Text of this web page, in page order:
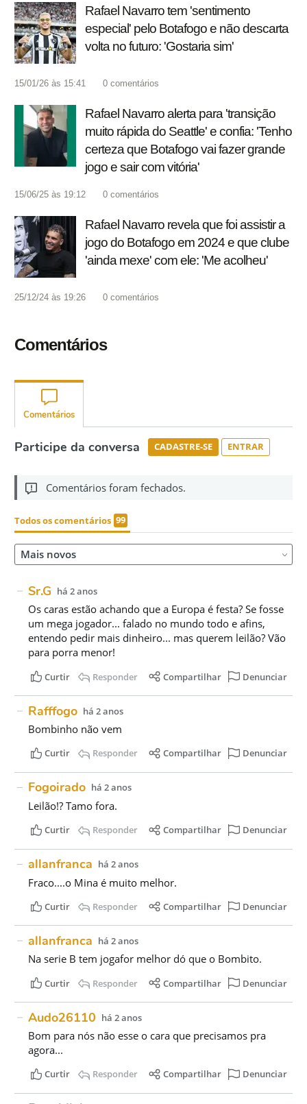
Rafael Navarro tem 'sentimento
especial' pelo Botafogo e não descarta
volta no futuro: 'Gostaria sim'
15/01/26 às 15:41 0 comentários
Rafael Navarro alerta para 'transição
muito rápida do Seattle' e confia: 'Tenho
certeza que Botafogo vai fazer grande
jogo e sair com vitória'
15/06/25 às 19:12 0 comentários
Rafael Navarro revela que foi assistir a
jogo do Botafogo em 2024 e que clube
'ainda mexe' com ele: 'Me acolheu'
25/12/24 às 19:26 0 comentários
Comentários